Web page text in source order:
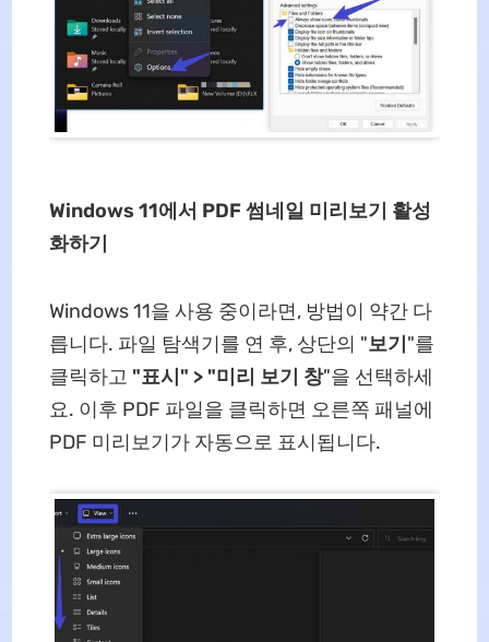
Windows 11에서 PDF 썸네일 미리보기 활성
화하기
Windows 11을 사용 중이라면, 방법이 약간 다
릅니다. 파일 탐색기를 연 후, 상단의 "보기 "를
클릭하고 "표시" > "미리 보기 창"을 선택하세
요. 이후 PDF 파일을 클릭하면 오른쪽 패널에
PDF 미리보기가 자동으로 표시됩니다.